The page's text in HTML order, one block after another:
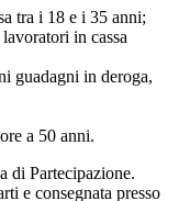
tra i 18 e i 35 anni;
in cassa
guadagni in deroga,
a 50 anni.
di Partecipazione.
e consegnata presso